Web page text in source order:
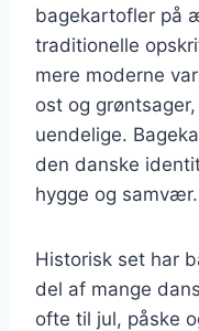
bagekartofler på
traditionelle
mere moderne
ost og
uendelige.
den danske
hygge og samvær.
Historisk set har
del af mange
ofte til jul, påske